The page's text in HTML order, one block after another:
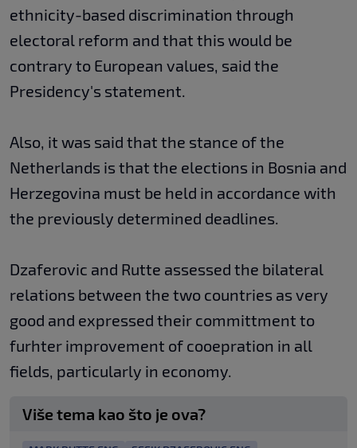
ethnicity-based discrimination through
electoral reform and that this would be
contrary to European values, said the
Presidency's statement.
Also, it was said that the stance of the
Netherlands is that the elections in Bosnia and
Herzegovina must be held in accordance with
the previously determined deadlines.
Dzaferovic and Rutte assessed the bilateral
relations between the two countries as very
good and expressed their committment to
furhter improvement of cooepration in all
fields, particularly in economy.
Više tema kao što je ova?